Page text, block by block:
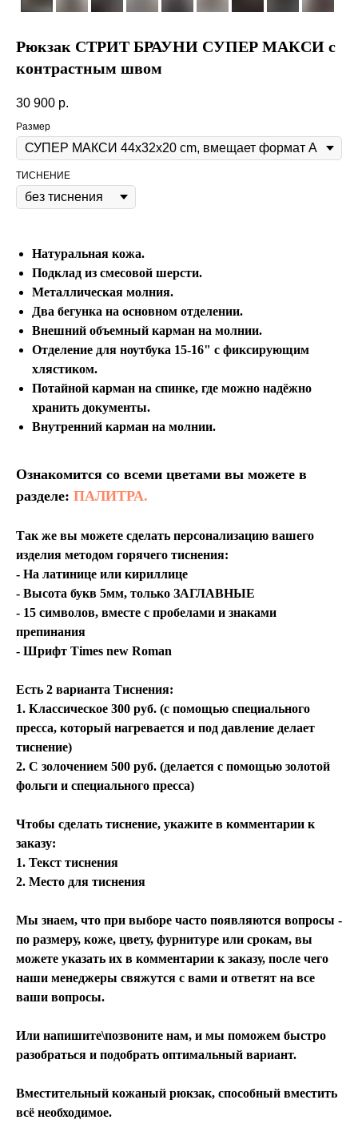
Рюкзак СТРИТ БРАУНИ СУПЕР МАКСИ с
контрастным швом
30 900 р.
Размер
ТИСНЕНИЕ
Натуральная кожа.
Подклад из смесовой шерсти.
Металлическая молния.
Два бегунка на основном отделении.
Внешний объемный карман на молнии.
Отделение для ноутбука 15-16" с фиксирующим
хлястиком.
Потайной карман на спинке, где можно надёжно
хранить документы.
Внутренний карман на молнии.
Ознакомится со всеми цветами вы можете в
разделе: ПАЛИТРА.
Так же вы можете сделать персонализацию вашего
изделия методом горячего тиснения:
- На латинице или кириллице
- Высота букв 5мм, только ЗАГЛАВНЫЕ
- 15 символов, вместе с пробелами и знаками
препинания
- Шрифт Times new Roman
Есть 2 варианта Тиснения:
1. Классическое 300 руб. (с помощью специального
пресса, который нагревается и под давление делает
тиснение)
2. С золочением 500 руб. (делается с помощью золотой
фольги и специального пресса)
Чтобы сделать тиснение, укажите в комментарии к
заказу:
1. Текст тиснения
2. Место для тиснения
Мы знаем, что при выборе часто появляются вопросы -
по размеру, коже, цвету, фурнитуре или срокам, вы
можете указать их в комментарии к заказу, после чего
наши менеджеры свяжутся с вами и ответят на все
ваши вопросы.
Или напишите\позвоните нам, и мы поможем быстро
разобраться и подобрать оптимальный вариант.
Вместительный кожаный рюкзак, способный вместить
всё необходимое.